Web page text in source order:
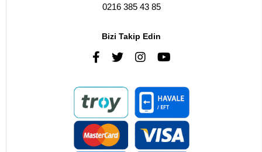
0216 385 43 85
Bizi Takip Edin